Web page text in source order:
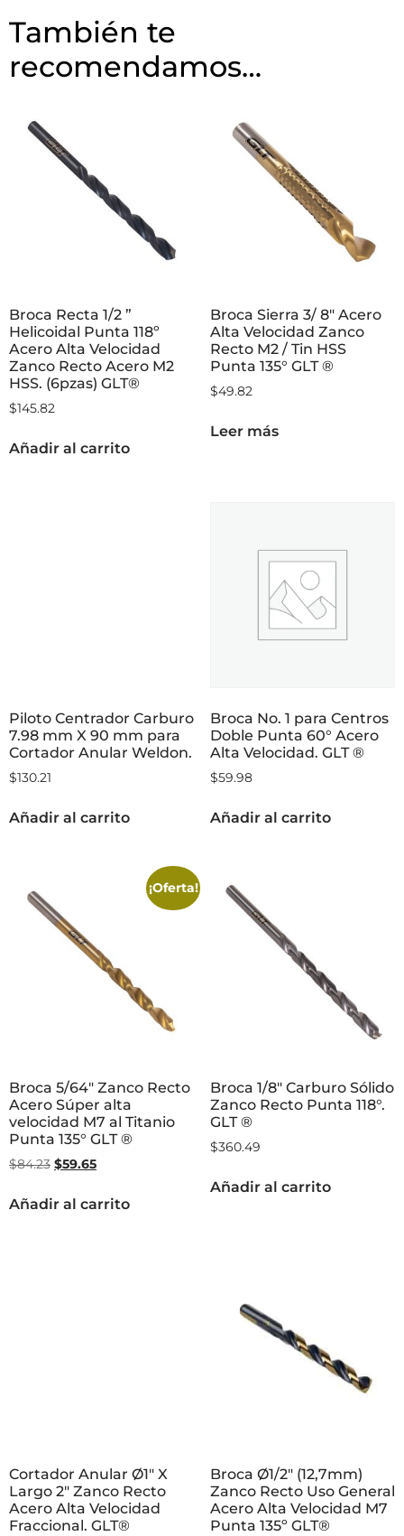
También te
recomendamos…
Broca Recta 1/2 ”
Helicoidal Punta 118º
Acero Alta Velocidad
Zanco Recto Acero M2
HSS. (6pzas) GLT®
$145.82
Añadir al carrito
Broca Sierra 3/ 8″ Acero
Alta Velocidad Zanco
Recto M2 / Tin HSS
Punta 135° GLT ®
$49.82
Leer más
Piloto Centrador Carburo
7.98 mm X 90 mm para
Cortador Anular Weldon.
$130.21
Añadir al carrito
Broca No. 1 para Centros
Doble Punta 60° Acero
Alta Velocidad. GLT ®
$59.98
Añadir al carrito
¡Oferta!
Broca 5/64″ Zanco Recto
Acero Súper alta
velocidad M7 al Titanio
Punta 135° GLT ®
$84.23 $59.65
Añadir al carrito
Broca 1/8″ Carburo Sólido
Zanco Recto Punta 118°.
GLT ®
$360.49
Añadir al carrito
Cortador Anular Ø1″ X
Largo 2″ Zanco Recto
Acero Alta Velocidad
Fraccional. GLT®
Broca Ø1/2″ (12,7mm)
Zanco Recto Uso General
Acero Alta Velocidad M7
Punta 135º GLT®